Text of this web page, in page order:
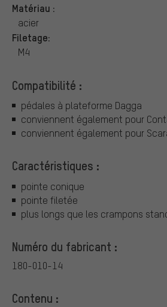
Matériau :
acier
Filetage:
M4
Compatibilité :
pédales à plateforme Dagga
conviennent également pour
conviennent également pour
Caractéristiques :
pointe conique
pointe filetée
plus longs que les crampons
Numéro du fabricant :
180-010-14
Contenu :